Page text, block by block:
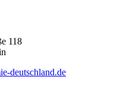
118
deutschland.de